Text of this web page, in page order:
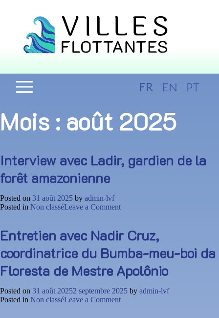
FR EN PT
Mois : août 2025
Interview avec Ladir, gardien de la
forêt amazonienne
Posted on 31 août 2025 by admin-lvf
Posted in Non classéLeave a Commenton
Ladir,
gardien
de
la
forêt
amazonienne
Entretien avec Nadir Cruz,
coordinatrice du Bumba-meu-boi da
Floresta de Mestre Apolônio
Posted on 31 août 20252 septembre 2025 by admin-lvf
Posted in Non classéLeave a Commenton